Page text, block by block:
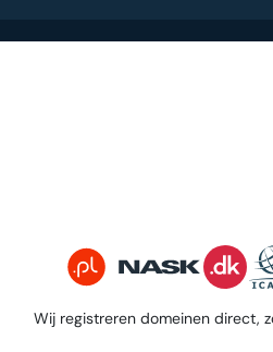
Wij registreren domeinen direct,